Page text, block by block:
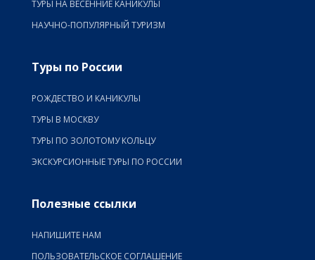
ТУРЫ НА ВЕСЕННИЕ КАНИКУЛЫ
НАУЧНО-ПОПУЛЯРНЫЙ ТУРИЗМ
Туры по России
РОЖДЕСТВО И КАНИКУЛЫ
ТУРЫ В МОСКВУ
ТУРЫ ПО ЗОЛОТОМУ КОЛЬЦУ
ЭКСКУРСИОННЫЕ ТУРЫ ПО РОССИИ
Полезные ссылки
НАПИШИТЕ НАМ
ПОЛЬЗОВАТЕЛЬСКОЕ СОГЛАШЕНИЕ